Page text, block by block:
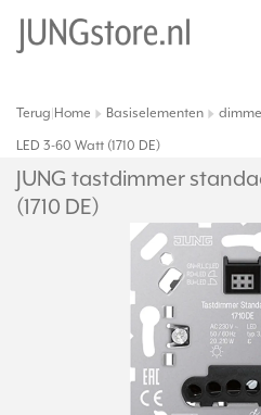
Terug Home Basiselementen
LED 3-60 Watt (1710 DE)
JUNG tastdimmer
(1710 DE)